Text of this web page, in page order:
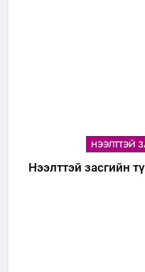
НЭЭЛТТЭЙ
Нээлттэй засгийн